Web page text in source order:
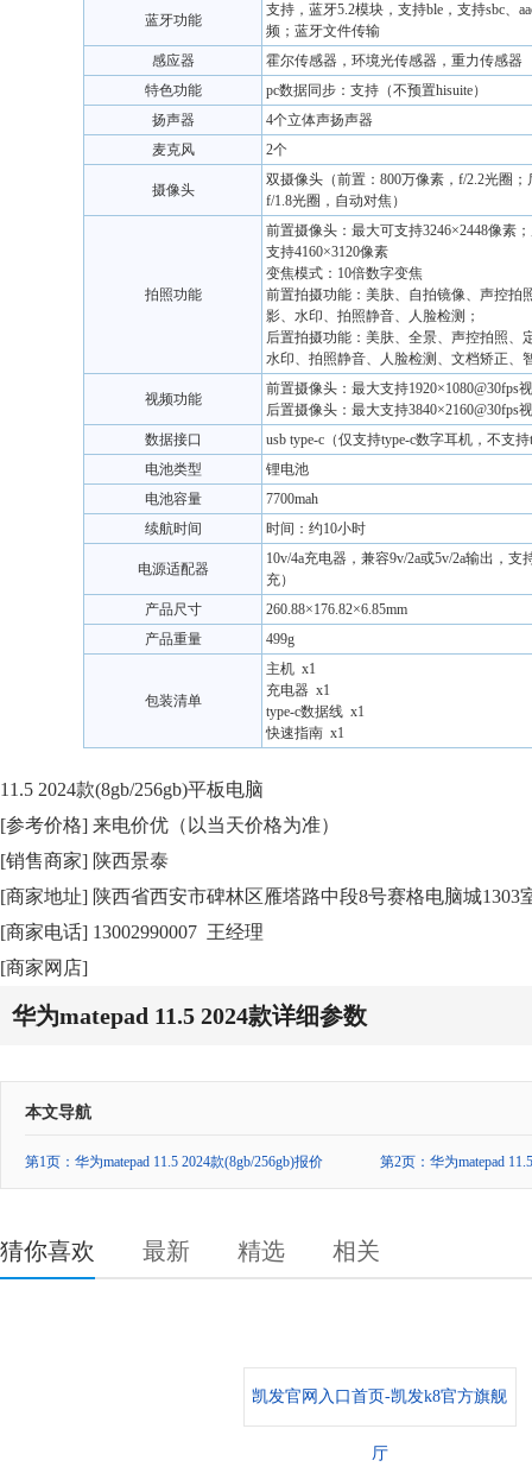
蓝牙功能
支持，蓝牙5.2模块，支持ble，支持sbc、
频；蓝牙文件传输
感应器
霍尔传感器，环境光传感器，重力传感器
特色功能
pc数据同步：支持（不预置hisuite）
扬声器
4个立体声扬声器
麦克风
2个
摄像头
双摄像头（前置：800万像素，f/2.2光圈；
f/1.8光圈，自动对焦）
拍照功能
前置摄像头：最大可支持3246×2448像素
支持4160×3120像素
变焦模式：10倍数字变焦
前置拍摄功能：美肤、自拍镜像、声控拍
影、水印、拍照静音、人脸检测；
后置拍摄功能：美肤、全景、声控拍照、
水印、拍照静音、人脸检测、文档矫正、
视频功能
前置摄像头：最大支持1920×1080@30fps
后置摄像头：最大支持3840×2160@30fps
数据接口
usb type-c（仅支持type-c数字耳机，不支
电池类型
锂电池
电池容量
7700mah
续航时间
时间：约10小时
电源适配器
10v/4a充电器，兼容9v/2a或5v/2a输出，支
充）
产品尺寸
260.88×176.82×6.85mm
产品重量
499g
包装清单
主机 x1
充电器 x1
type-c数据线 x1
快速指南 x1
11.5 2024款(8gb/256gb)平板电脑
[参考价格] 来电价优（以当天价格为准）
[销售商家] 陕西景泰
[商家地址] 陕西省西安市碑林区雁塔路中段8号赛格电脑城1303
[商家电话] 13002990007 王经理
[商家网店]
华为matepad 11.5 2024款详细参数
本文导航
第1页：华为matepad 11.5 2024款(8gb/256gb)报价 第2页：华为matepad
猜你喜欢 最新 精选 相关
凯发官网入口首页-凯发k8官方旗舰
厅